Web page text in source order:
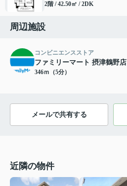
2階 / 42.50㎡ / 2DK
周辺施設
コンビニエンスストア
ファミリーマート 摂津鶴野店
346ｍ（5分）
メールで共有する
近隣の物件